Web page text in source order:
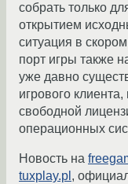
собрать только
открытием
ситуация в
порт игры также
уже давно
игрового
свободной
операционных
Новость на
tuxplay.pl ,